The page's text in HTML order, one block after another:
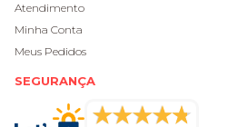
Atendimento
Minha Conta
Meus Pedidos
SEGURANÇA